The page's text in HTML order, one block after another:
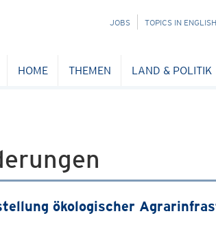
NAVIGATION
JOBS TOPICS IN ENGLISH
HOME THEMEN LAND & POLITIK
ökologischer